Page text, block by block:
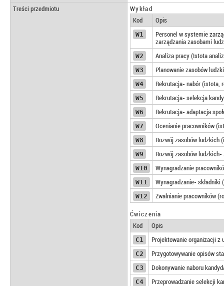
Treści przedmiotu
Wykład
Kod
Opis
W1
Personel w systemie
zarządzania zasobami
W2
Analiza pracy (Istota
W3
Planowanie zasobów
W4
Rekrutacja- nabór (istota,
W5
Rekrutacja- selekcja
W6
Rekrutacja- adaptacja
W7
Ocenianie pracowników
W8
Rozwój zasobów ludzkich
W9
Rozwój zasobów
W10
Wynagradzanie
W11
Wynagradzanie-
W12
Zwalnianie pracowników
Ćwiczenia
Kod
Opis
C1
Projektowanie organizacji z
C2
Przygotowywanie opisów
C3
Dokonywanie naboru
C4
Przeprowadzanie selekcji